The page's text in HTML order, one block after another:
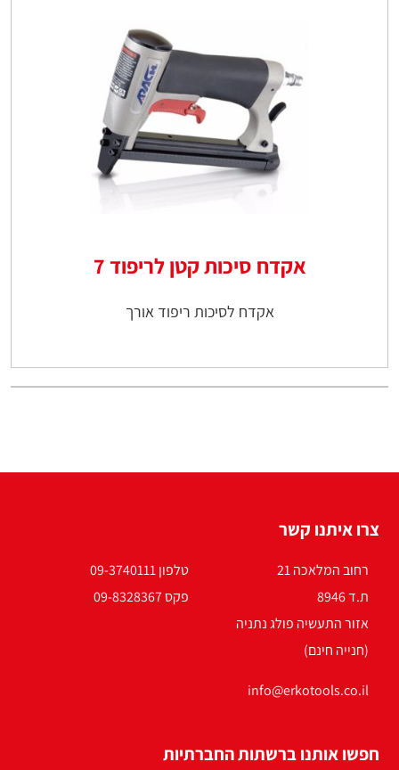
אקדח סיכות קטן לריפוד 7
אקדח לסיכות ריפוד אורך
צרו איתנו קשר
רחוב המלאכה 21
ת.ד 8946
אזור התעשיה פולג נתניה
(חנייה חינם)
טלפון 09-3740111
פקס 09-8328367
info@erkotools.co.il
חפשו אותנו ברשתות החברתיות